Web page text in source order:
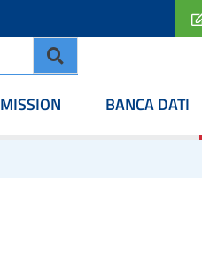
MISSION BANCA DATI